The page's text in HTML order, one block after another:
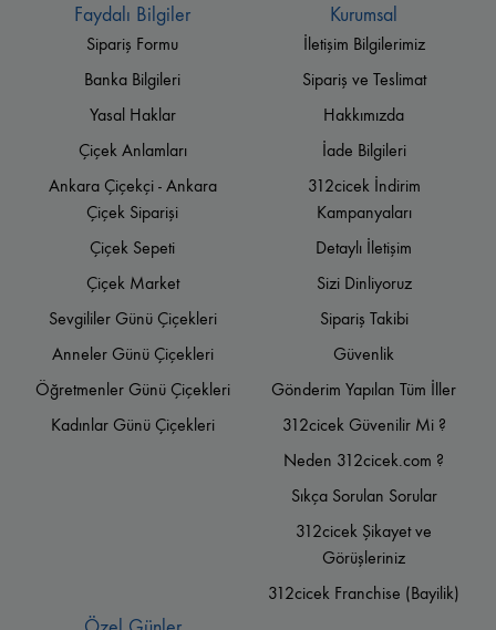
Faydalı Bilgiler
Sipariş Formu
Banka Bilgileri
Yasal Haklar
Çiçek Anlamları
Ankara Çiçekçi - Ankara
Çiçek Siparişi
Çiçek Sepeti
Çiçek Market
Sevgililer Günü Çiçekleri
Anneler Günü Çiçekleri
Öğretmenler Günü Çiçekleri
Kadınlar Günü Çiçekleri
Kurumsal
İletişim Bilgilerimiz
Sipariş ve Teslimat
Hakkımızda
İade Bilgileri
312cicek İndirim
Kampanyaları
Detaylı İletişim
Sizi Dinliyoruz
Sipariş Takibi
Güvenlik
Gönderim Yapılan Tüm İller
312cicek Güvenilir Mi ?
Neden 312cicek.com ?
Sıkça Sorulan Sorular
312cicek Şikayet ve
Görüşleriniz
312cicek Franchise (Bayilik)